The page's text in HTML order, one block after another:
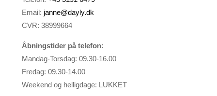
Email: janne@dayly.dk
CVR: 38999664
Åbningstider på telefon:
Mandag-Torsdag: 09.30-16.00
Fredag: 09.30-14.00
Weekend og helligdage: LUKKET